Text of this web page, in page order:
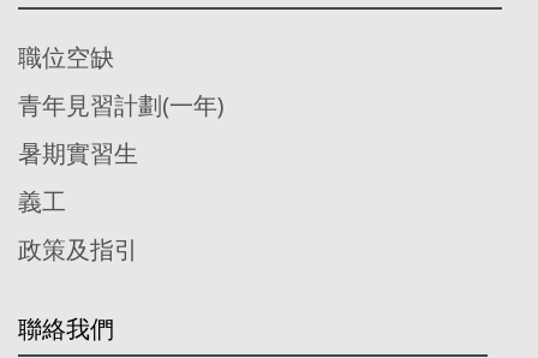
職位空缺
青年見習計劃(一年)
暑期實習生
義工
政策及指引
聯絡我們